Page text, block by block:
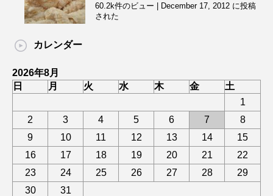
60.2k件のビュー | December 17, 2012 に投稿
された
カレンダー
2026年8月
日
月 火 水 木 金
土
1
2
3 4 5 6 7
8
9
10 11 12 13 14
15
16
17 18 19 20 21
22
23
24 25 26 27 28
29
30
31